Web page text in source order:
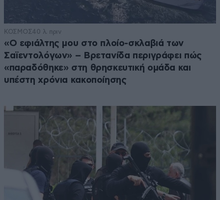
ΚΟΣΜΟΣ40 λ. πριν
«Ο εφιάλτης μου στο πλοίο-σκλαβιά των
Σαϊεντολόγων» – Βρετανίδα περιγράφει πώς
«παραδόθηκε» στη θρησκευτική ομάδα και
υπέστη χρόνια κακοποίησης